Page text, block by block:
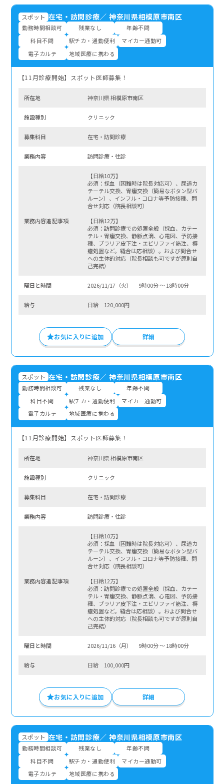
スポット 在宅・訪問診療／ 神奈川県相模原市南区
勤務時間相談可 残業なし
年齢不問
科目不問
駅チカ・通勤便利
マイカー通勤可
電子カルテ
地域医療に携わる
【11月診療開始】スポット医師募集！
所在地 神奈川県 相模原市南区
施設種別 クリニック
募集科⽬ 在宅・訪問診療
業務内容 訪問診療・往診
業務内容追記事項
【日給10万】
必須：採血（困難時は院長対応可）、尿道カ
テーテル交換、胃瘻交換（簡易なボタン型バ
ルーン）、インフル・コロナ等予防接種、問
合せ対応（院長相談可）
【日給12万】
必須：訪問診療での処置全般（採血、カテー
テル・胃瘻交換、静脈点滴、心電図、予防接
種、プラリア皮下注・エビリファイ筋注、褥
瘡処置など。縫合は応相談）。および問合せ
への主体的対応（院長相談も可ですが原則自
己完結）
曜⽇と時間 2026/11/17（火） 9時00分 〜 18時00分
給与 日給 120,000円
お気に入りに追加 詳細
スポット 在宅・訪問診療／ 神奈川県相模原市南区
勤務時間相談可 残業なし
年齢不問
科目不問
駅チカ・通勤便利
マイカー通勤可
電子カルテ
地域医療に携わる
【11月診療開始】スポット医師募集！
所在地 神奈川県 相模原市南区
施設種別 クリニック
募集科⽬ 在宅・訪問診療
業務内容 訪問診療・往診
業務内容追記事項
【日給10万】
必須：採血（困難時は院長対応可）、尿道カ
テーテル交換、胃瘻交換（簡易なボタン型バ
ルーン）、インフル・コロナ等予防接種、問
合せ対応（院長相談可）
【日給12万】
必須：訪問診療での処置全般（採血、カテー
テル・胃瘻交換、静脈点滴、心電図、予防接
種、プラリア皮下注・エビリファイ筋注、褥
瘡処置など。縫合は応相談）。および問合せ
への主体的対応（院長相談も可ですが原則自
己完結）
曜⽇と時間 2026/11/16（月） 9時00分 〜 18時00分
給与 日給 100,000円
お気に入りに追加 詳細
スポット 在宅・訪問診療／ 神奈川県相模原市南区
勤務時間相談可 残業なし
年齢不問
科目不問
駅チカ・通勤便利
マイカー通勤可
電子カルテ
地域医療に携わる